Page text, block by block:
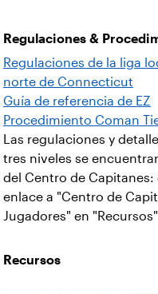
Regulaciones &
Regulaciones de la liga
norte de Connecticut
Guía de referencia de EZ
Procedimiento Coman
Las regulaciones y
tres niveles se
del Centro de Capitanes:
enlace a "Centro de
Jugadores" en
Recursos